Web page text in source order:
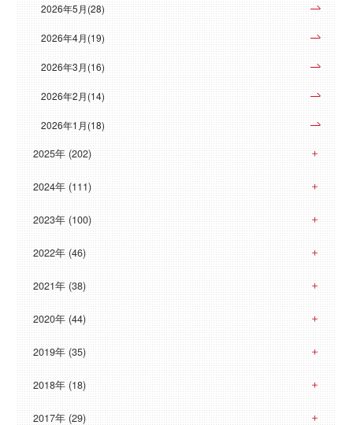
2026年5月(28)
2026年4月(19)
2026年3月(16)
2026年2月(14)
2026年1月(18)
2025年 (202)
2024年 (111)
2023年 (100)
2022年 (46)
2021年 (38)
2020年 (44)
2019年 (35)
2018年 (18)
2017年 (29)